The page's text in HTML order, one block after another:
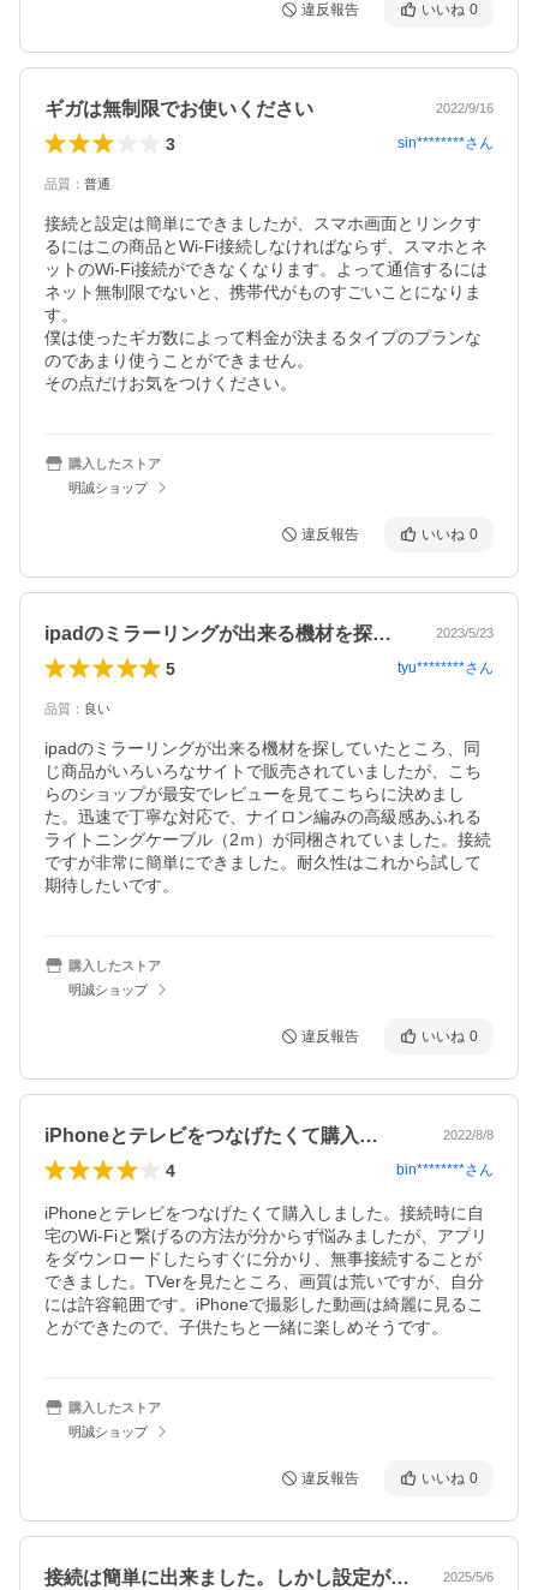
違反報告 いいね 0
ギガは無制限でお使いください 2022/9/16
3 sin********さん
品質 ： 普通
接続と設定は簡単にできましたが、スマホ画面とリンクす
るにはこの商品とWi-Fi接続しなければならず、スマホとネ
ットのWi-Fi接続ができなくなります。よって通信するには
ネット無制限でないと、携帯代がものすごいことになりま
す。
僕は使ったギガ数によって料金が決まるタイプのプランな
のであまり使うことができません。
その点だけお気をつけください。
購入したストア
明誠ショップ
違反報告 いいね 0
ipadのミラーリングが出来る機材を探… 2023/5/23
5 tyu********さん
品質 ： 良い
ipadのミラーリングが出来る機材を探していたところ、同
じ商品がいろいろなサイトで販売されていましたが、こち
らのショップが最安でレビューを見てこちらに決めまし
た。迅速で丁寧な対応で、ナイロン編みの高級感あふれる
ライトニングケーブル（2ｍ）が同梱されていました。接続
ですが非常に簡単にできました。耐久性はこれから試して
購入したストア
明誠ショップ
違反報告 いいね 0
iPhoneとテレビをつなげたくて購入… 2022/8/8
4 bin********さん
iPhoneとテレビをつなげたくて購入しました。接続時に自
宅のWi-Fiと繋げるの方法が分からず悩みましたが、アプリ
をダウンロードしたらすぐに分かり、無事接続することが
できました。TVerを見たところ、画質は荒いですが、自分
には許容範囲です。iPhoneで撮影した動画は綺麗に見るこ
とができたので、子供たちと一緒に楽しめそうです。
購入したストア
明誠ショップ
違反報告 いいね 0
接続は簡単に出来ました。しかし設定が分… 2025/5/6